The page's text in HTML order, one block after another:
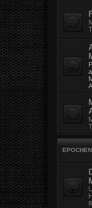
T.
T.
EPOCHEN